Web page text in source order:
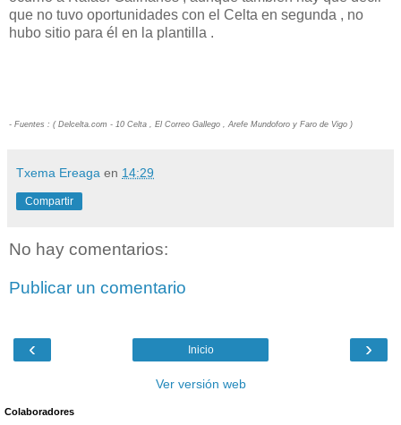
que no tuvo oportunidades con el Celta en segunda , no
hubo sitio para él en la plantilla .
- Fuentes : ( Delcelta.com - 10 Celta , El Correo Gallego , Arefe Mundoforo y Faro de Vigo )
Txema Ereaga en 14:29
Compartir
No hay comentarios:
Publicar un comentario
‹ ›
Inicio
Ver versión web
Colaboradores